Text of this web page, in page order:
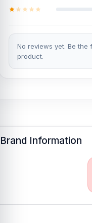
No reviews yet. Be
product.
Brand Information